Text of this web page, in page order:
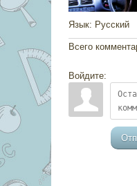
Язык: Русский
Всего
Войдите: